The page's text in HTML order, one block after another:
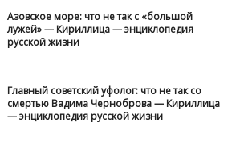
Азовское море: что не так с «большой
лужей» — Кириллица — энциклопедия
русской жизни
Главный советский уфолог: что не так со
смертью Вадима Черноброва — Кириллица
— энциклопедия русской жизни